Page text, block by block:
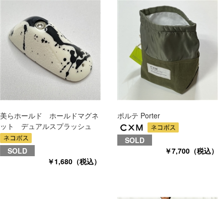
美らホールド ホールドマグネ
ット デュアルスプラッシュ
SOLD
￥1,680（税込）
ポルテ Porter
SOLD
￥7,700（税込）